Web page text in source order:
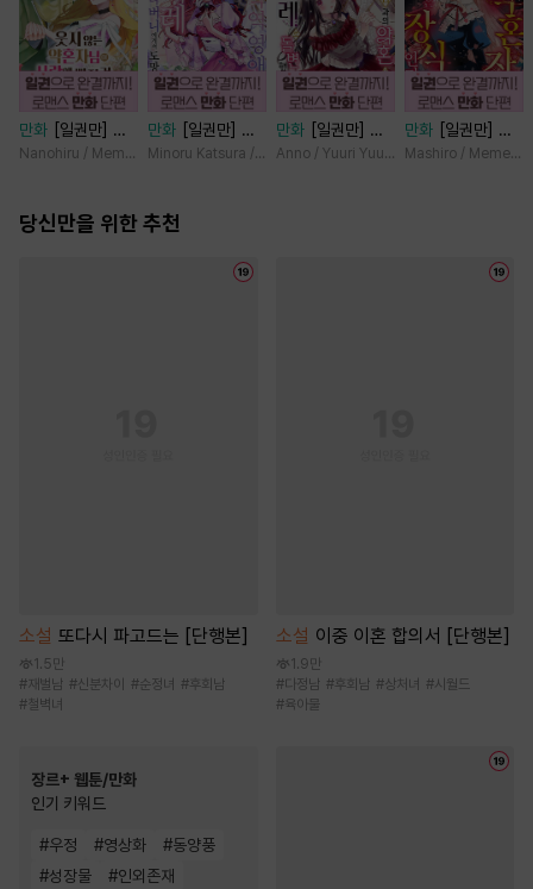
만화
[일권만] 웃
지 않는 약혼자님
습니다 [단행본]
Nanohiru / Memeko
만화
[일권만] 기
억상실 악역 영애
니에게서 도망칠
Minoru Katsura / Mizune
만화
[일권만] 왕
태자님과의 약혼을
Anno / Yuuri Yuudachi
만화
[일권만] 실
례지만 약혼자님,
Mashiro / Memeko
당신만을 위한 추천
소설 또다시 파고드는 [단행본]
1.5만
# 재벌남 #신분차이 #순정녀 #후회남
#철벽녀
장르+ 웹툰/만화
인기 키워드
#우정 #영상화 #동양풍
#성장물 #인외존재
소설 이중 이혼 합의서 [단행본]
1.9만
#다정남 #후회남 #상처녀 #시월드
#육아물